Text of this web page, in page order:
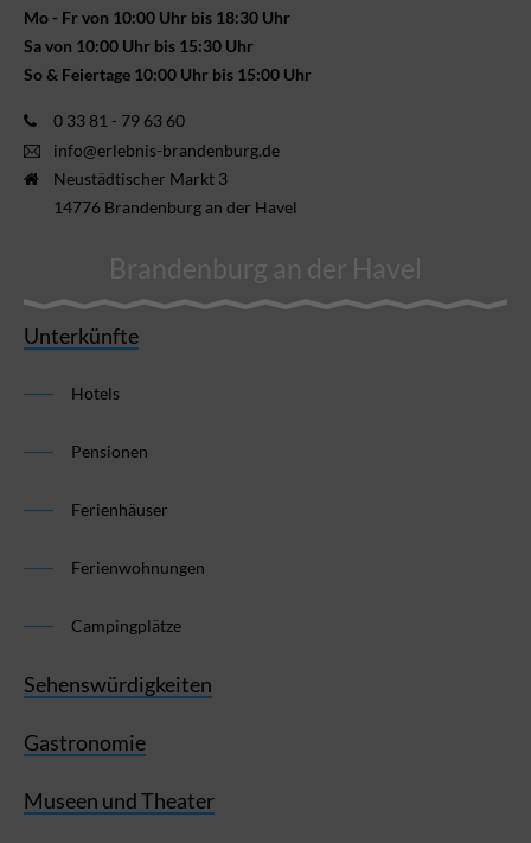
Mo - Fr von 10:00 Uhr bis 18:30 Uhr
Sa von 10:00 Uhr bis 15:30 Uhr
So & Feiertage 10:00 Uhr bis 15:00 Uhr
0 33 81 - 79 63 60
info@erlebnis-brandenburg.de
Neustädtischer Markt 3
14776 Brandenburg an der Havel
Brandenburg an der Havel
Unterkünfte
Hotels
Pensionen
Ferienhäuser
Ferienwohnungen
Campingplätze
Sehenswürdigkeiten
Gastronomie
Museen und Theater